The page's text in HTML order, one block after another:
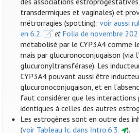
transdermiques et vaginales) et
métrorragies (spotting):voir aussi
en 6.2.
et Folia de novembre
métabolisé par le CYP3A4 comme
mais par glucuronoconjugaison (via
glucuronyltransférase). Les
CYP3A4 pouvant aussi être
glucuronoconjugaison, et en
faut considérer que les
identiques à celles des autres
Les estrogènes sont en outre des
(voir Tableau Ic. dans Intro.6.3.
).